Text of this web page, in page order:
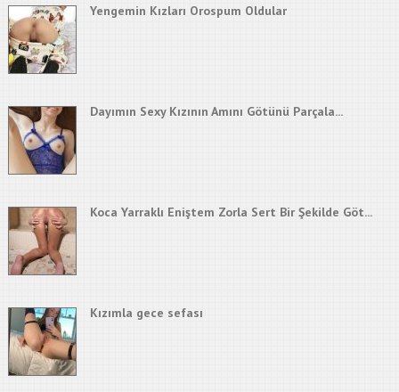
Yengemin Kızları Orospum Oldular
Dayımın Sexy Kızının Amını Götünü Parçala...
Koca Yarraklı Eniştem Zorla Sert Bir Şekilde Göt...
Kızımla gece sefası